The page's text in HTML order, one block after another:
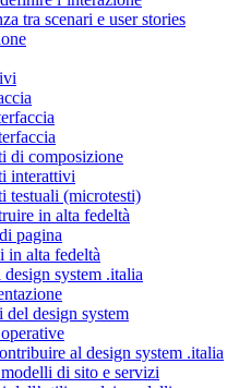
tra scenari e user stories
di composizione
interattivi
testuali (microtesti)
in alta fedeltà
pagina
in alta fedeltà
system .italia
design system
al design system .italia
di sito e servizi